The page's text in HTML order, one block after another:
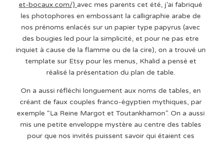
et-bocaux.com/) avec mes parents cet été, j’ai fabriqué
les photophores en embossant la calligraphie arabe de
nos prénoms enlacés sur un papier type papyrus (avec
des bougies led pour la simplicité, et pour ne pas etre
inquiet à cause de la flamme ou de la cire), on a trouvé un
template sur Etsy pour les menus, Khalid a pensé et
réalisé la présentation du plan de table.
On a aussi réfléchi longuement aux noms de tables, en
créant de faux couples franco-égyptien mythiques, par
exemple “La Reine Margot et Toutankhamon”. On a aussi
mis une petite enveloppe mystère au centre des tables
pour que nos invités puissent savoir qui étaient ces